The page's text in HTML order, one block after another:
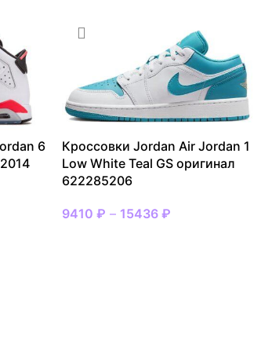
6
Кроссовки Jordan Air Jordan 1
Low White Teal GS оригинал
622285206
9410₽ – 15436₽